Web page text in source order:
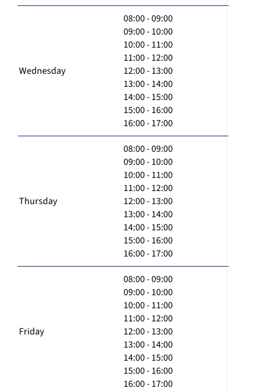
Wednesday
08:00 - 09:00
09:00 - 10:00
10:00 - 11:00
11:00 - 12:00
12:00 - 13:00
13:00 - 14:00
14:00 - 15:00
15:00 - 16:00
16:00 - 17:00
Thursday
08:00 - 09:00
09:00 - 10:00
10:00 - 11:00
11:00 - 12:00
12:00 - 13:00
13:00 - 14:00
14:00 - 15:00
15:00 - 16:00
16:00 - 17:00
Friday
08:00 - 09:00
09:00 - 10:00
10:00 - 11:00
11:00 - 12:00
12:00 - 13:00
13:00 - 14:00
14:00 - 15:00
15:00 - 16:00
16:00 - 17:00